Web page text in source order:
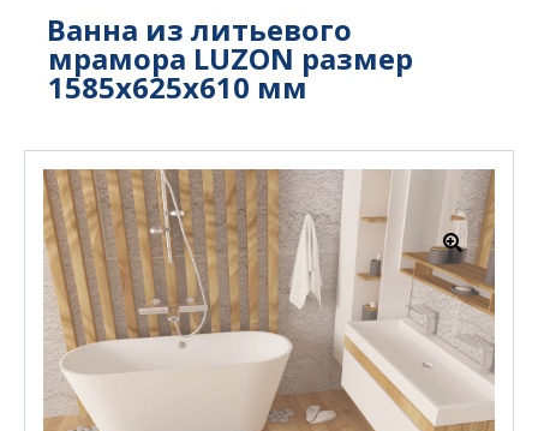
Ванна из литьевого
мрамора LUZON размер
1585х625х610 мм